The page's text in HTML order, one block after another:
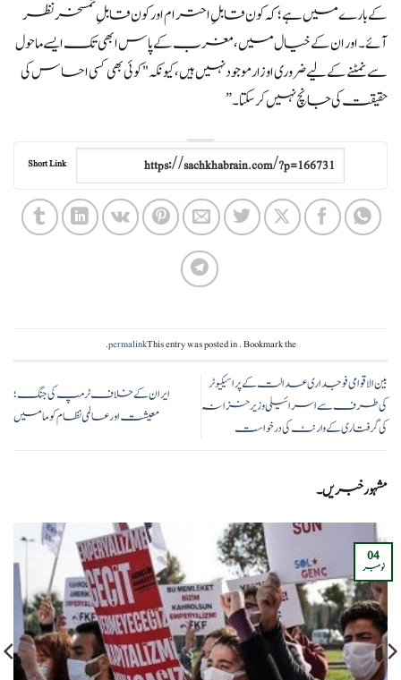
کے بارے میں ہے؛ کہ کون قابلِ احترام اور کون قابلِ تمسخر نظر
آئے۔ اور ان کے خیال میں، مغرب کے پاس ابھی تک ایسے ماحول
سے نمٹنے کے لیے ضروری اوزار موجود نہیں ہیں، کیونکہ "کوئی بھی کسی احساس کی
حقیقت کی جانچ نہیں کر سکتا۔”
Short Link
This entry was posted in. Bookmark the
permalink
.
بین الاقوامی فوجداری عدالت کے پراسیکیوٹر
کی طرف سے اسرائیلی وزیر خزانہ
کی گرفتاری کے وارنٹ کی درخواست
ایران کے خلاف ٹرمپ کی جنگ؛
معیشت اور عالمی نظام کوما میں
مشہور خبریں۔
04
نومبر